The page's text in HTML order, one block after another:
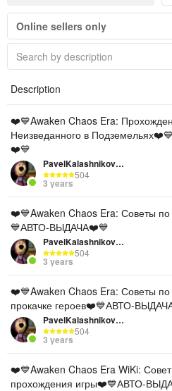
Online sellers only
Description
❤️💙Awaken Chaos Era:
Неизведанного в
❤️💙
PavelKalashnikov111
504
3 years
❤️💙Awaken Chaos Era: Советы
💙АВТО-ВЫДАЧА❤️💙
PavelKalashnikov111
504
3 years
❤️💙Awaken Chaos Era: Советы по
прокачке героев❤️💙АВТО-
PavelKalashnikov111
504
3 years
❤️💙Awaken Chaos Era WiKi:
прохождения игры❤️💙АВТО-